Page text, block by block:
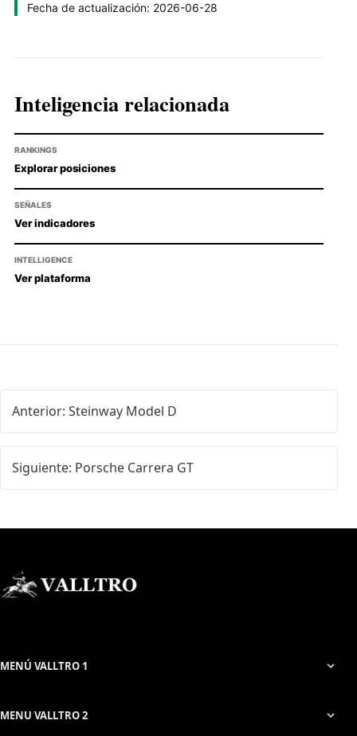
Fecha de actualización: 2026-06-28
Inteligencia relacionada
RANKINGS
Explorar posiciones
SEÑALES
Ver indicadores
INTELLIGENCE
Ver plataforma
Anterior: Steinway Model D
Siguiente: Porsche Carrera GT
MENÚ VALLTRO 1
MENU VALLTRO 2